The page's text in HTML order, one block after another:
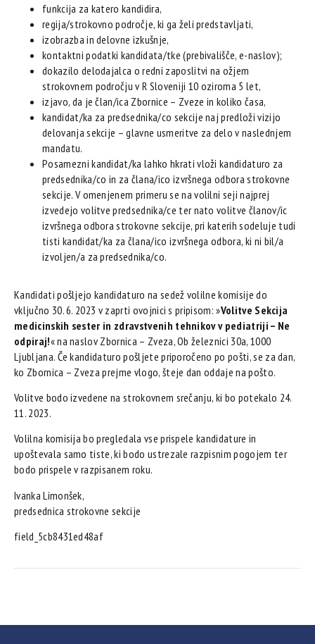
funkcija za katero kandidira,
regija/strokovno področje, ki ga želi predstavljati,
izobrazba in delovne izkušnje,
kontaktni podatki kandidata/tke (prebivališče, e-naslov);
dokazilo delodajalca o redni zaposlitvi na ožjem
strokovnem področju v R Sloveniji 10 oziroma 5 let,
izjavo, da je član/ica Zbornice – Zveze in koliko časa,
kandidat/ka za predsednika/co sekcije naj predloži vizijo
delovanja sekcije – glavne usmeritve za delo v naslednjem
mandatu.
Posamezni kandidat/ka lahko hkrati vloži kandidaturo za
predsednika/co in za člana/ico izvršnega odbora strokovne
sekcije. V omenjenem primeru se na volilni seji najprej
izvedejo volitve predsednika/ce ter nato volitve članov/ic
izvršnega odbora strokovne sekcije, pri katerih sodeluje tudi
tisti kandidat/ka za člana/ico izvršnega odbora, ki ni bil/a
izvoljen/a za predsednika/co.
Kandidati pošljejo kandidaturo na sedež volilne komisije do
vključno 30. 6. 2023 v zaprti ovojnici s pripisom: »Volitve Sekcija
medicinskih sester in zdravstvenih tehnikov v pediatriji – Ne
odpiraj!« na naslov Zbornica – Zveza, Ob železnici 30a, 1000
Ljubljana. Če kandidaturo pošljete priporočeno po pošti, se za dan,
ko Zbornica – Zveza prejme vlogo, šteje dan oddaje na pošto.
Volitve bodo izvedene na strokovnem srečanju, ki bo potekalo 24.
11. 2023.
Volilna komisija bo pregledala vse prispele kandidature in
upoštevala samo tiste, ki bodo ustrezale razpisnim pogojem ter
bodo prispele v razpisanem roku.
Ivanka Limonšek,
predsednica strokovne sekcije
field_5cb8431ed48af